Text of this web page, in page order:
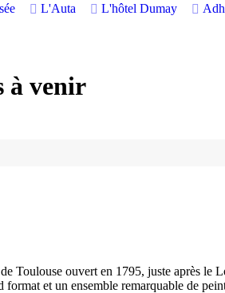
L'Auta L'hôtel Dumay
à venir
Toulouse ouvert en 1795, juste après le
et un ensemble remarquable de